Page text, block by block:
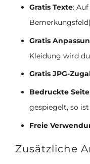
Gratis Texte:
Bemerkungsfeld)
Gratis
Kleidung wird
Gratis JPG-
Bedruckte
gespiegelt, so
Freie
Zusätzliche